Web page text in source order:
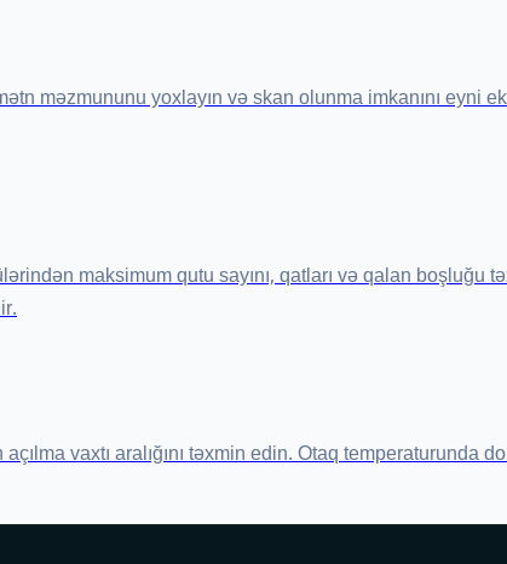
məzmununu yoxlayın və skan olunma imkanını
maksimum qutu sayını, qatları və qalan boşluğu
vaxtı aralığını təxmin edin. Otaq temperaturunda